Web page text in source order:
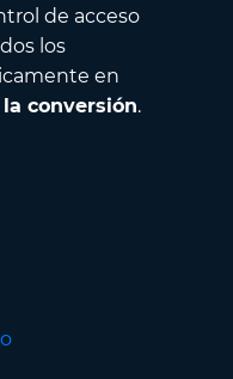
de acceso
los
en
conversión.